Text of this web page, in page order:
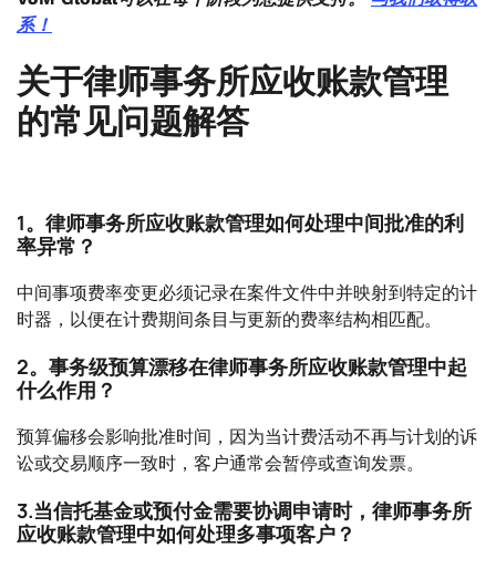
系！
关于律师事务所应收账款管理
的常见问题解答
1。律师事务所应收账款管理如何处理中间批准的利
率异常？
中间事项费率变更必须记录在案件文件中并映射到特定的计
时器，以便在计费期间条目与更新的费率结构相匹配。
2。事务级预算漂移在律师事务所应收账款管理中起
什么作用？
预算偏移会影响批准时间，因为当计费活动不再与计划的诉
讼或交易顺序一致时，客户通常会暂停或查询发票。
3.当信托基金或预付金需要协调申请时，律师事务所
应收账款管理中如何处理多事项客户？